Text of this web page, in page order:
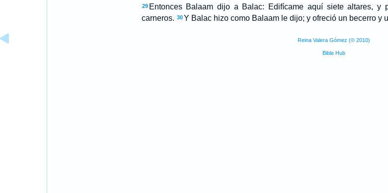
29 Entonces Balaam dijo a Balac: Edifícame aquí siete altares, y
carneros. 30 Y Balac hizo como Balaam le dijo; y ofreció un becerro y
Reina Valera Gómez (© 2010)
Bible Hub